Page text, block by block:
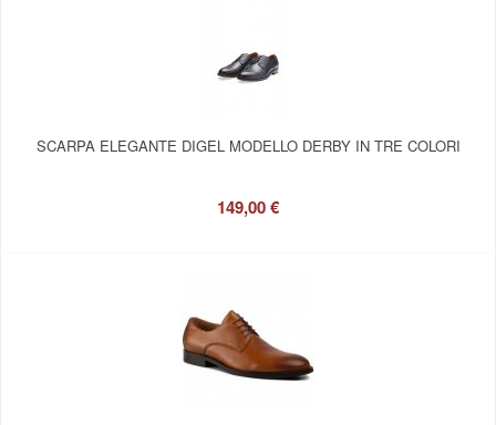
SCARPA ELEGANTE DIGEL MODELLO DERBY IN TRE COLORI
149,00 €